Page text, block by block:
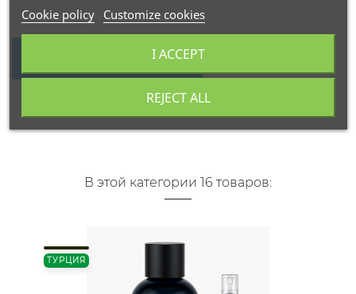
WRITE YOUR REVIEW
В этой категории 16 товаров:
ТУРЦИЯ
Cookie policy Customize cookies
REJECT ALL
I ACCEPT